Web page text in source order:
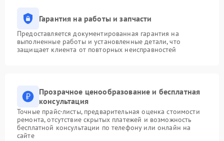
Гарантия на работы и запчасти
Предоставляется документированная гарантия на
выполненные работы и установленные детали, что
защищает клиента от повторных неисправностей
Прозрачное ценообразование и бесплатная
консультация
Точные прайс-листы, предварительная оценка стоимости
ремонта, отсутствие скрытых платежей и возможность
бесплатной консультации по телефону или онлайн на
сайте